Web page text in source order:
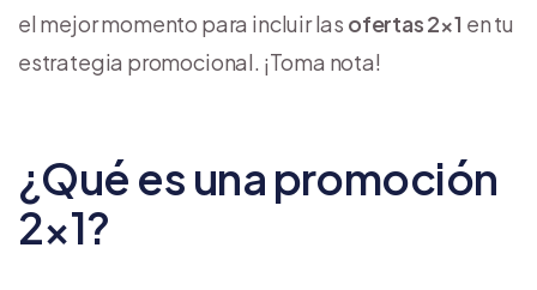
el mejor momento para incluir las ofertas 2×1 en tu
estrategia promocional. ¡Toma nota!
¿Qué es una promoción
2×1?